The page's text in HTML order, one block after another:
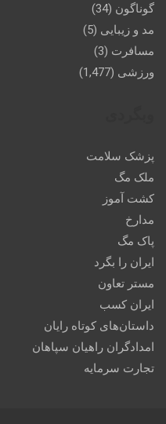
گوناگون (34)
مد و زیبایی (5)
مسافرت (3)
ورزشی (1,477)
پزشک سلامت
ملک مگ
کشت آموز
مدارخ
پاک مگ
ایران را بگرد
مستر تعاون
ایران کسب
داستان‌های کوتاه رایان
امدادگران راهیان سپاهان
تجارت سرمایه